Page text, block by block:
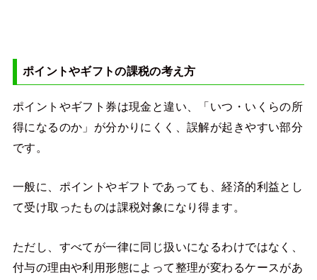
ポイントやギフトの課税の考え方
ポイントやギフト券は現金と違い、「いつ・いくらの所
得になるのか」が分かりにくく、誤解が起きやすい部分
です。
一般に、ポイントやギフトであっても、経済的利益とし
て受け取ったものは課税対象になり得ます。
ただし、すべてが一律に同じ扱いになるわけではなく、
付与の理由や利用形態によって整理が変わるケースがあ